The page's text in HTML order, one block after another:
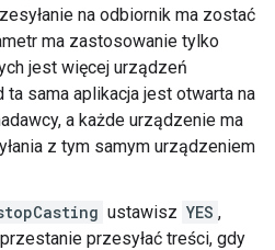
na odbiornik ma zostać
ma zastosowanie tylko
jest więcej urządzeń
ta sama aplikacja jest otwarta na
a każde urządzenie ma
z tym samym urządzeniem
ustawisz YES ,
przesyłać treści, gdy